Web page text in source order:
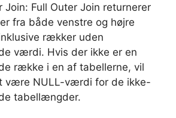
Join: Full Outer Join returnerer
fra både venstre og højre
rækker uden
værdi. Hvis der ikke er en
række i en af tabellerne, vil
være NULL-værdi for de ikke-
tabellængder.